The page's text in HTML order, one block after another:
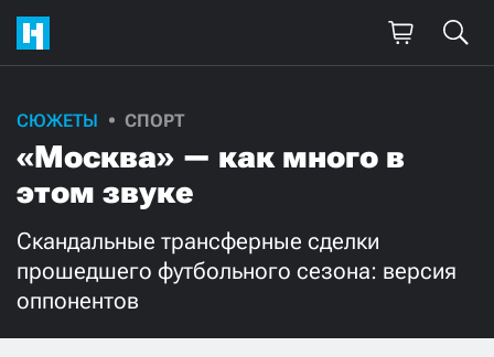
СЮЖЕТЫ СПОРТ
«Москва» — как много в
этом звуке
Скандальные трансферные сделки
прошедшего футбольного сезона: версия
оппонентов
Поддержите
нашу работу!
Ежемесячно
3000 1000
500 300